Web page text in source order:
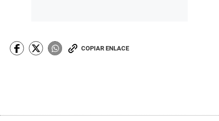
COPIAR ENLACE